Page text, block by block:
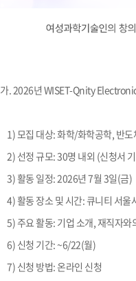
가. 2026년 WISET-Qnity
1) 모집 대상: 화학/화학공학, 반
2) 선정 규모: 30명 내외 (신청서
3) 활동 일정: 2026년 7월 3일(금)
4) 활동 장소 및 시간: 큐니티 서
5) 주요 활동: 기업 소개, 재직자와
6) 신청 기간: ~6/22(월)
7) 신청 방법: 온라인 신청